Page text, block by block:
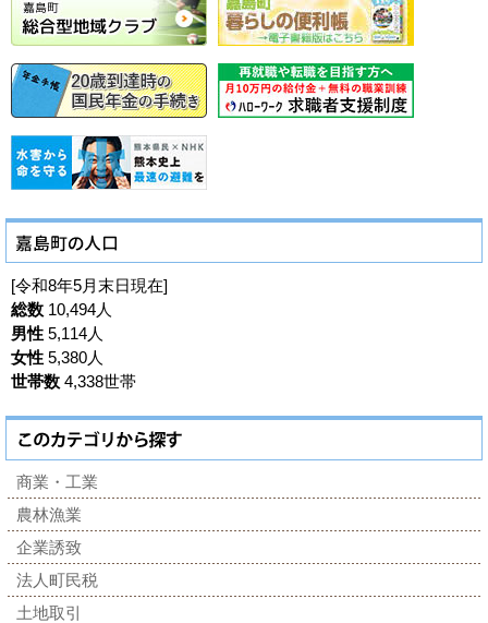
[令和8年5月末日現在]
総数 10,494人
男性 5,114人
女性 5,380人
世帯数 4,338世帯
商業・工業
農林漁業
企業誘致
法人町民税
土地取引